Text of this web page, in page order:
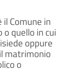
Comune in
quello in cui
oppure
matrimonio
o